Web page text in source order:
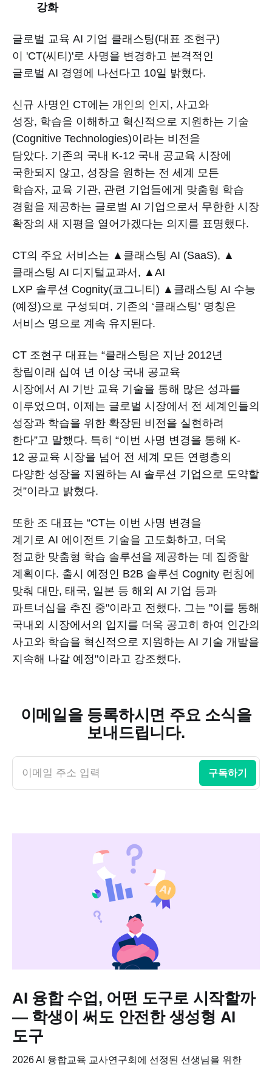
강화
글로벌 교육 AI 기업 클래스팅(대표 조현구)
이 'CT(씨티)'로 사명을 변경하고 본격적인
글로벌 AI 경영에 나선다고 10일 밝혔다.
신규 사명인 CT에는 개인의 인지, 사고와
성장, 학습을 이해하고 혁신적으로 지원하는 기술
(Cognitive Technologies)이라는 비전을
담았다. 기존의 국내 K-12 국내 공교육 시장에
국한되지 않고, 성장을 원하는 전 세계 모든
학습자, 교육 기관, 관련 기업들에게 맞춤형 학습
경험을 제공하는 글로벌 AI 기업으로서 무한한 시장
확장의 새 지평을 열어가겠다는 의지를 표명했다.
CT의 주요 서비스는 ▲클래스팅 AI (SaaS), ▲
클래스팅 AI 디지털교과서, ▲AI
LXP 솔루션 Cognity(코그니티) ▲클래스팅 AI 수능
(예정)으로 구성되며, 기존의 ‘클래스팅’ 명칭은
서비스 명으로 계속 유지된다.
CT 조현구 대표는 “클래스팅은 지난 2012년
창립이래 십여 년 이상 국내 공교육
시장에서 AI 기반 교육 기술을 통해 많은 성과를
이루었으며, 이제는 글로벌 시장에서 전 세계인들의
성장과 학습을 위한 확장된 비전을 실현하려
한다”고 말했다. 특히 “이번 사명 변경을 통해 K-
12 공교육 시장을 넘어 전 세계 모든 연령층의
다양한 성장을 지원하는 AI 솔루션 기업으로 도약할
것”이라고 밝혔다.
또한 조 대표는 “CT는 이번 사명 변경을
계기로 AI 에이전트 기술을 고도화하고, 더욱
정교한 맞춤형 학습 솔루션을 제공하는 데 집중할
계획이다. 출시 예정인 B2B 솔루션 Cognity 런칭에
맞춰 대만, 태국, 일본 등 해외 AI 기업 등과
파트너십을 추진 중"이라고 전했다. 그는 "이를 통해
국내외 시장에서의 입지를 더욱 공고히 하여 인간의
사고와 학습을 혁신적으로 지원하는 AI 기술 개발을
지속해 나갈 예정"이라고 강조했다.
이메일을 등록하시면 주요 소식을
보내드립니다.
이메일 주소 입력 구독하기
AI 융합 수업, 어떤 도구로 시작할까
— 학생이 써도 안전한 생성형 AI
도구
2026 AI 융합교육 교사연구회에 선정된 선생님을 위한